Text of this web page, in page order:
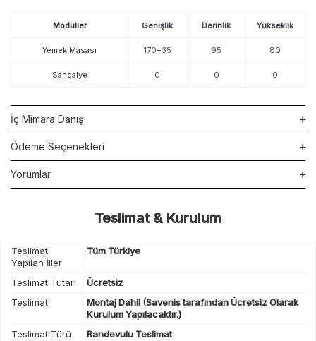
Modüller Genişlik Derinlik Yükseklik
Yemek Masası 170+35 95 80
Sandalye 0 0 0
İç Mimara Danış
Ödeme Seçenekleri
Yorumlar
Teslimat & Kurulum
Teslimat
Yapılan İller
Tüm Türkiye
Teslimat Tutarı
Ücretsiz
Teslimat
Montaj Dahil (Savenis tarafından Ücretsiz Olarak
Kurulum Yapılacaktır.)
Teslimat Türü
Randevulu Teslimat